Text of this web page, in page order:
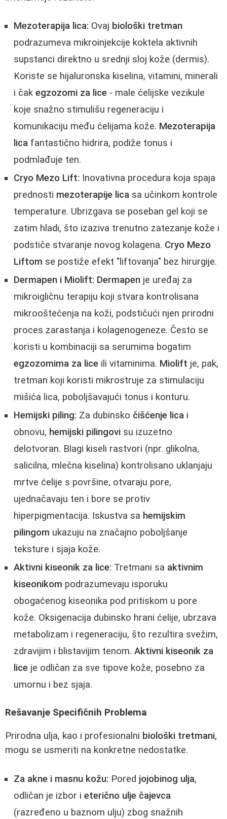
Mezoterapija lica: Ovaj biološki tretman
podrazumeva mikroinjekcije koktela aktivnih
supstanci direktno u srednji sloj kože (dermis).
Koriste se hijaluronska kiselina, vitamini, minerali
i čak egzozomi za lice - male ćelijske vezikule
koje snažno stimulišu regeneraciju i
komunikaciju među ćelijama kože. Mezoterapija
lica fantastično hidrira, podiže tonus i
podmlađuje ten.
Cryo Mezo Lift: Inovativna procedura koja spaja
prednosti mezoterapije lica sa učinkom kontrole
temperature. Ubrizgava se poseban gel koji se
zatim hladi, što izaziva trenutno zatezanje kože i
podstiče stvaranje novog kolagena. Cryo Mezo
Liftom se postiže efekt "liftovanja" bez hirurgije.
Dermapen i Miolift: Dermapen je uređaj za
mikroigličnu terapiju koji stvara kontrolisana
mikrooštećenja na koži, podstičući njen prirodni
proces zarastanja i kolagenogeneze. Često se
koristi u kombinaciji sa serumima bogatim
egzozomima za lice ili vitaminima. Miolift je, pak,
tretman koji koristi mikrostruje za stimulaciju
mišića lica, poboljšavajući tonus i konturu.
Hemijski piling: Za dubinsko čišćenje lica i
obnovu, hemijski pilingovi su izuzetno
delotvoran. Blagi kiseli rastvori (npr. glikolna,
salicilna, mlečna kiselina) kontrolisano uklanjaju
mrtve ćelije s površine, otvaraju pore,
ujednačavaju ten i bore se protiv
hiperpigmentacija. Iskustva sa hemijskim
pilingom ukazuju na značajno poboljšanje
teksture i sjaja kože.
Aktivni kiseonik za lice: Tretmani sa aktivnim
kiseonikom podrazumevaju isporuku
obogaćenog kiseonika pod pritiskom u pore
kože. Oksigenacija dubinsko hrani ćelije, ubrzava
metabolizam i regeneraciju, što rezultira svežim,
zdravijim i blistavijim tenom. Aktivni kiseonik za
lice je odličan za sve tipove kože, posebno za
umornu i bez sjaja.
Rešavanje Specifičnih Problema
Prirodna ulja, kao i profesionalni biološki tretmani,
mogu se usmeriti na konkretne nedostatke.
Za akne i masnu kožu: Pored jojobinog ulja,
odličan je izbor i eterično ulje čajevca
(razređeno u baznom ulju) zbog snažnih